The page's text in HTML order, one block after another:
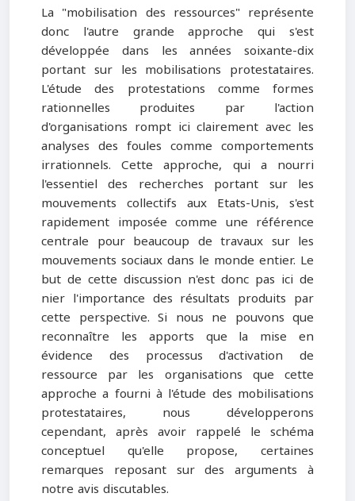
La "mobilisation des ressources" représente
donc l'autre grande approche qui s'est
développée dans les années soixante-dix
portant sur les mobilisations protestataires.
L'étude des protestations comme formes
rationnelles produites par l'action
d'organisations rompt ici clairement avec les
analyses des foules comme comportements
irrationnels. Cette approche, qui a nourri
l'essentiel des recherches portant sur les
mouvements collectifs aux Etats-Unis, s'est
rapidement imposée comme une référence
centrale pour beaucoup de travaux sur les
mouvements sociaux dans le monde entier. Le
but de cette discussion n'est donc pas ici de
nier l'importance des résultats produits par
cette perspective. Si nous ne pouvons que
reconnaître les apports que la mise en
évidence des processus d'activation de
ressource par les organisations que cette
approche a fourni à l'étude des mobilisations
protestataires, nous développerons
cependant, après avoir rappelé le schéma
conceptuel qu'elle propose, certaines
remarques reposant sur des arguments à
notre avis discutables.